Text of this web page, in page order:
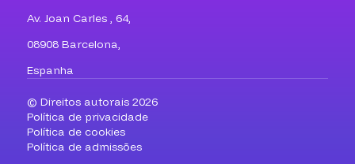
Av. Joan Carles , 64,
08908 Barcelona,
Espanha
© Direitos autorais 2026
Política de privacidade
Política de cookies
Política de admissões